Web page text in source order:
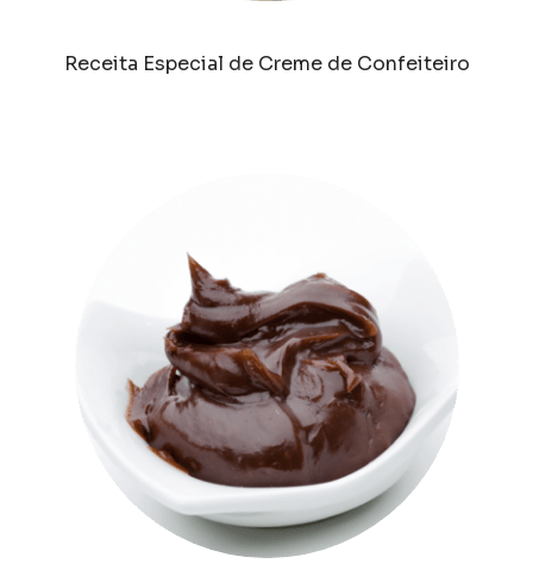
Receita Especial de Creme de Confeiteiro